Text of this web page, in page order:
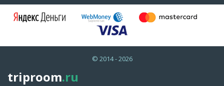
© 2014 - 2026
triproom.ru